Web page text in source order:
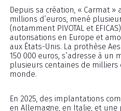
Depuis sa création, « Carmat »
millions d’euros, mené
(notamment PIVOTAL et
autorisations en Europe et
aux États-Unis. La prothèse
150 000 euros, s’adresse à un
plusieurs centaines de milliers
monde.
En 2025, des implantations
en Allemagne, en Italie, et